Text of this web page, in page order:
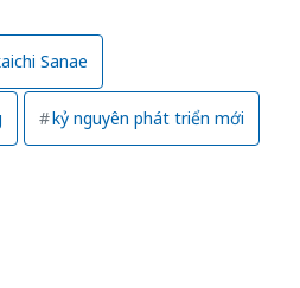
Sanae
kỷ nguyên phát triển mới